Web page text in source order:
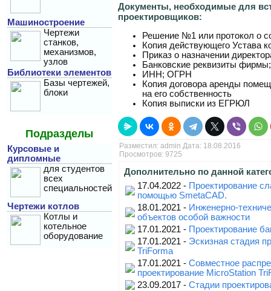
Машиностроение
Чертежи
станков,
механизмов,
узлов
Библиотеки элементов
Базы чертежей,
блоки
Подразделы
Курсовые и
дипломные
для студентов
всех
специальностей
Чертежи котлов
Котлы и
котельное
оборудование
Документы, необходимые для
проектировщиков:
Решение №1 или протокол о
Копия действующего Устава
Приказ о назначении
Банковские реквизиты фирмы;
ИНН; ОГРН
Копия договора аренды
на его собственность
Копия выписки из ЕГРЮЛ
Разместил: admin Дата: 18.08.2016
Просмотров: 9725
Дополнительно по данной
17.04.2022 - Проектирование
помощью SmetaCAD.
18.01.2021 - Инженерно-
объектов особой важности
17.01.2021 - Проектирование
17.01.2021 - Эскизная стадия
TriForma
17.01.2021 - Совместное
проектирование MicroStation
23.09.2017 - Стадии